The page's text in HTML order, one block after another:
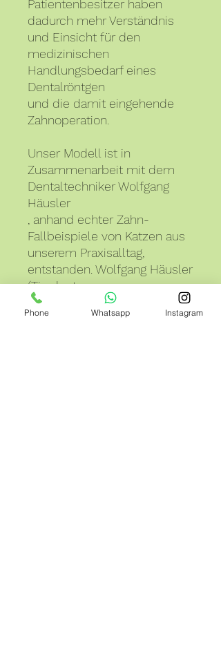
Patientenbesitzer haben
dadurch mehr Verständnis
und Einsicht für den
medizinischen
Handlungsbedarf eines
Dentalröntgen
und die damit eingehende
Zahnoperation.
Unser Modell ist in
Zusammenarbeit mit dem
Dentaltechniker Wolfgang
Häusler
, anhand echter Zahn-
Fallbeispiele von Katzen aus
unserem Praxisalltag,
entstanden. Wolfgang Häusler
(Tierdent:
https://www.tierdent.de/
) fertigt die Modelle in
Phone Whatsapp Instagram